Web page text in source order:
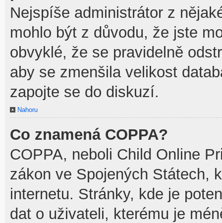
Nejspíše administrátor z
mohlo být z důvodu, že jste
obvyklé, že se pravidelně
aby se zmenšila velikost
zapojte se do diskuzí.
Nahoru
Co znamená COPPA?
COPPA, neboli Child Online
zákon ve Spojených Státech,
internetu. Stránky, kde je
dat o uživateli, kterému je